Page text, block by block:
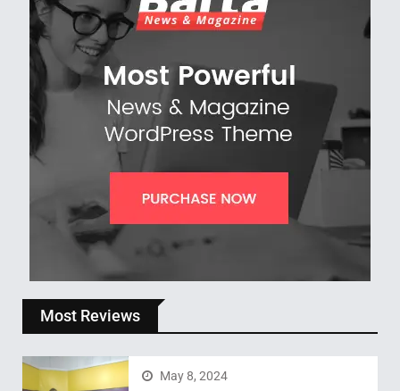
Most Reviews
May 8, 2024